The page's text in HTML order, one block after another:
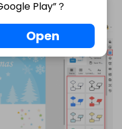
Play”？
Open